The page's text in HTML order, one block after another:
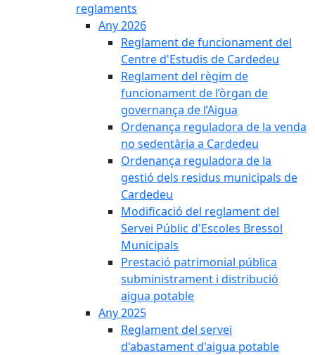
reglaments
Any 2026
Reglament de funcionament del
Centre d'Estudis de Cardedeu
Reglament del règim de
funcionament de l’òrgan de
governança de l’Aigua
Ordenança reguladora de la venda
no sedentària a Cardedeu
Ordenança reguladora de la
gestió dels residus municipals de
Cardedeu
Modificació del reglament del
Servei Públic d'Escoles Bressol
Municipals
Prestació patrimonial pública
subministrament i distribució
aigua potable
Any 2025
Reglament del servei
d'abastament d'aigua potable